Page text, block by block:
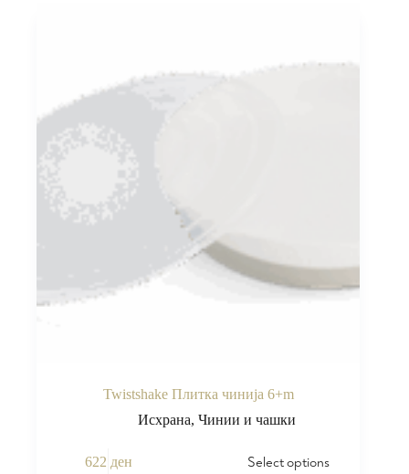
Twistshake Плитка чинија 6+m
Исхрана, Чинии и чашки
622 ден Select options